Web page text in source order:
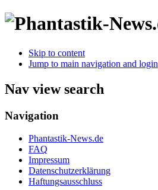
Skip to content
Jump to main navigation and login
Nav view search
Navigation
Phantastik-News.de
FAQ
Impressum
Datenschutzerklärung
Haftungsausschluss